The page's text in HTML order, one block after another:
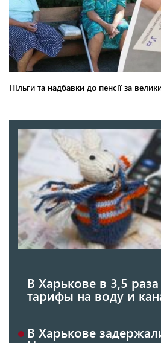
В Харькове в 3,5
тарифы на воду и
В Харькове